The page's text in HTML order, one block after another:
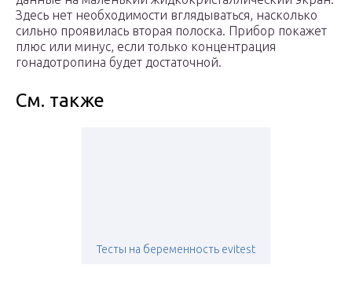
Здесь нет необходимости вглядываться, насколько
сильно проявилась вторая полоска. Прибор покажет
плюс или минус, если только концентрация
гонадотропина будет достаточной.
См. также
Тесты на беременность evitest